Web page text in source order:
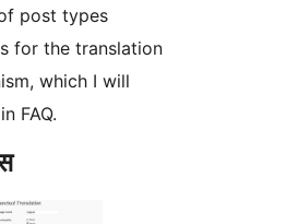
post types
for the translation
which I will
FAQ.